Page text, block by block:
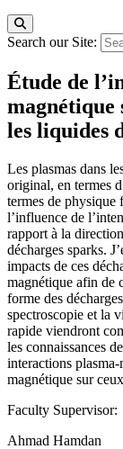
Search our Site:
Étude de
magnétique
les liquides
Les plasmas dans
original, en termes
termes de physique
l’influence de
rapport à la
décharges sparks.
impacts de ces
magnétique afin de
forme des
spectroscopie et la
rapide viendront
les connaissances
interactions
magnétique sur
Faculty Supervisor:
Ahmad Hamdan